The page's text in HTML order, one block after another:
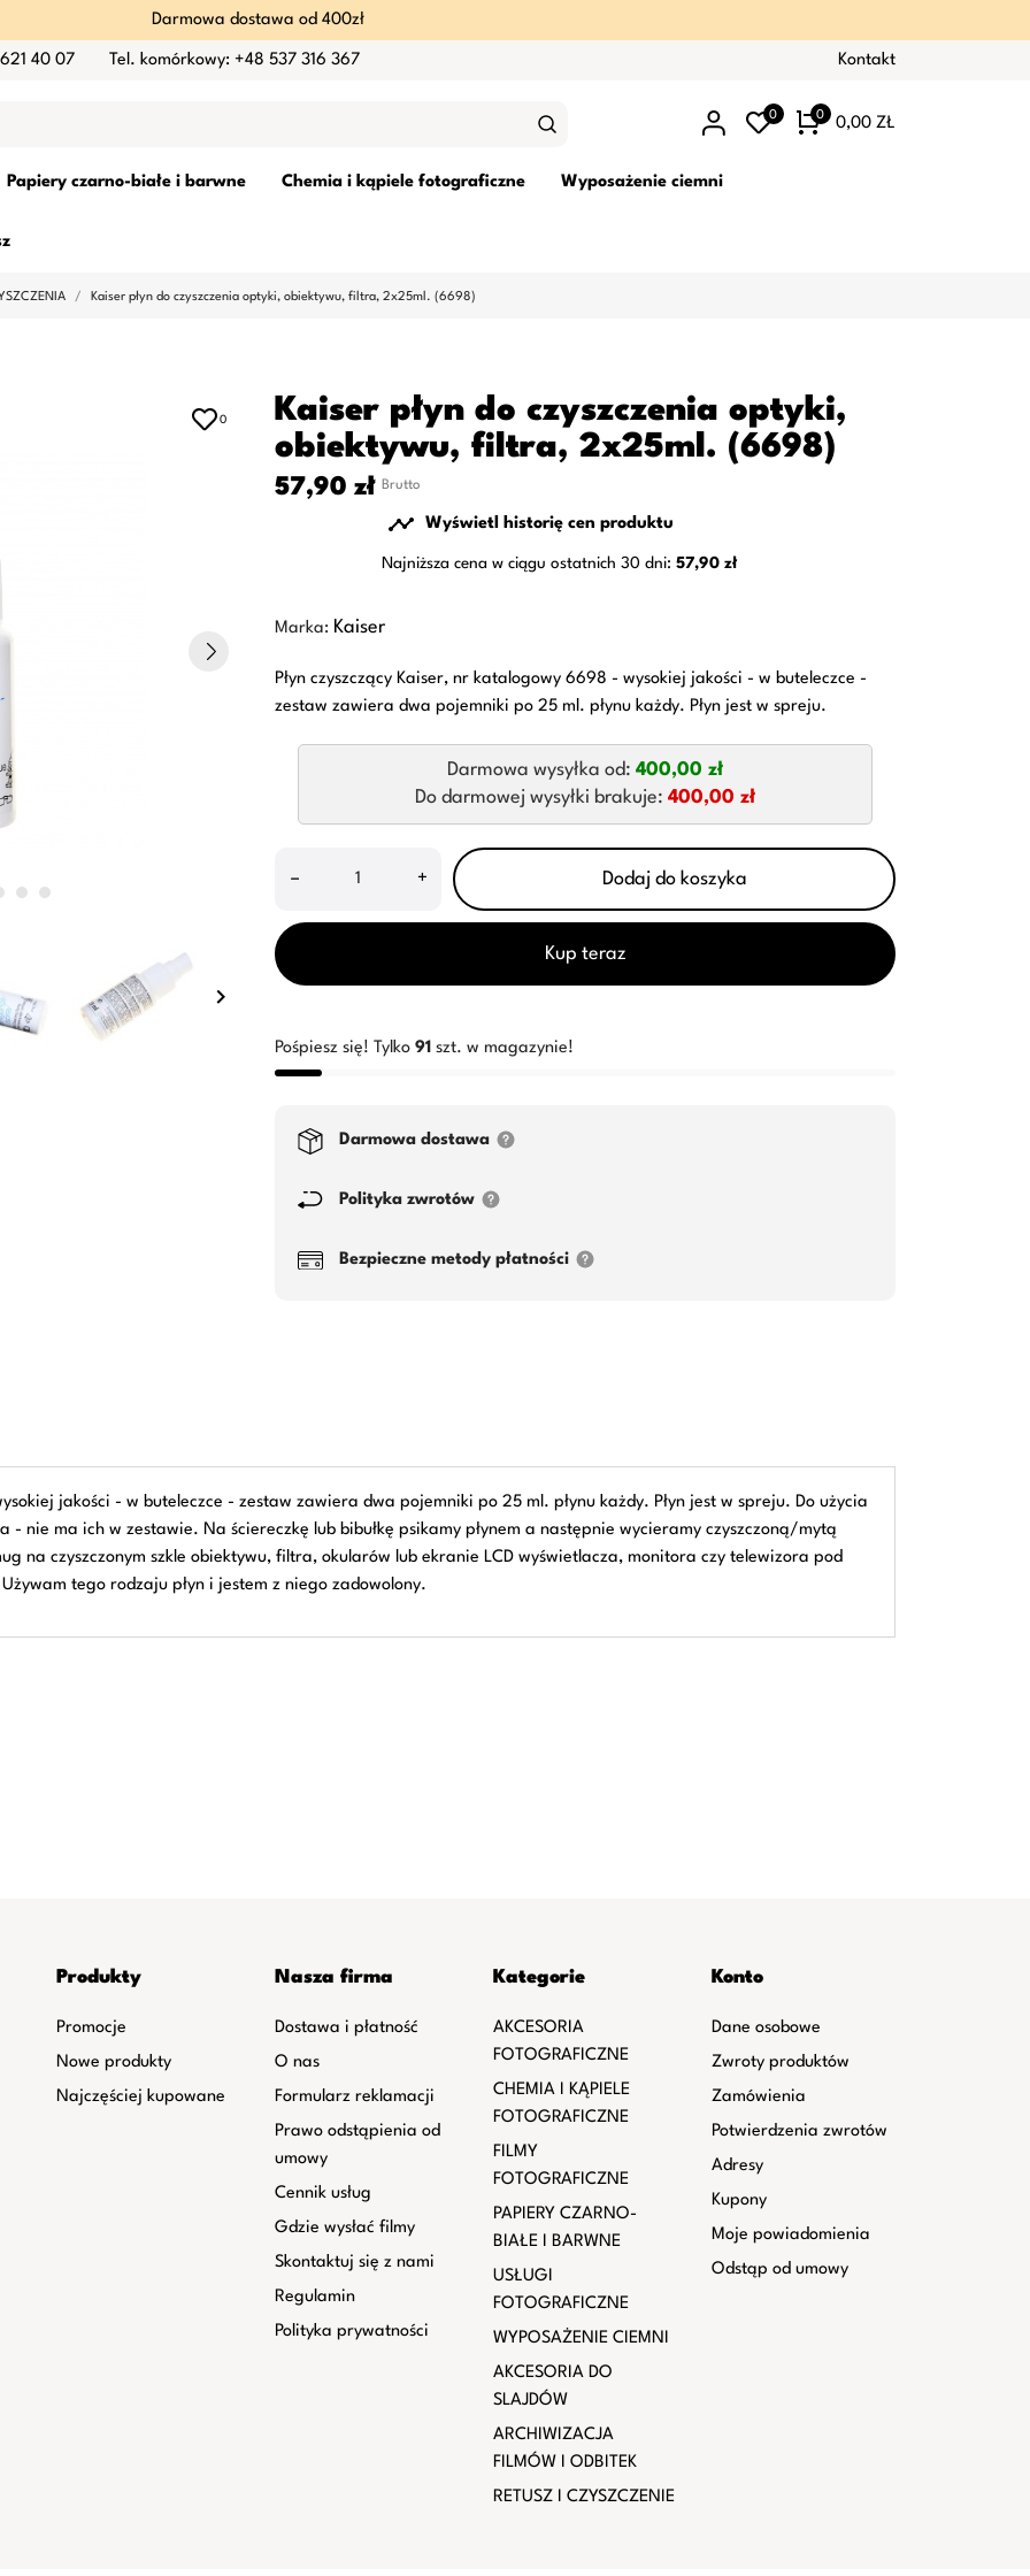
Darmowa dostawa od 400zł
40 07 Tel. komórkowy: +48 537 316 367 Kontakt
0 0 0,00 ZŁ
Papiery czarno-białe i barwne Chemia i kąpiele fotograficzne Wyposażenie ciemni
Kaiser płyn do czyszczenia optyki, obiektywu, filtra, 2x25ml. (6698)
keyboard_arrow_right
0
Kaiser płyn do czyszczenia optyki,
obiektywu, filtra, 2x25ml. (6698)
57,90 zł Brutto
 Wyświetl historię cen produktu
Najniższa cena w ciągu ostatnich 30 dni: 57,90 zł
Marka: Kaiser
Płyn czyszczący Kaiser, nr katalogowy 6698 - wysokiej jakości - w buteleczce -
zestaw zawiera dwa pojemniki po 25 ml. płynu każdy. Płyn jest w spreju.
Darmowa wysyłka od: 400,00 zł
Do darmowej wysyłki brakuje: 400,00 zł
– + Dodaj do koszyka
Kup teraz
Pośpiesz się! Tylko 91 szt. w magazynie!
Darmowa dostawa
Polityka zwrotów
Bezpieczne metody płatności
jakości - w buteleczce - zestaw zawiera dwa pojemniki po 25 ml. płynu każdy. Płyn jest w spreju. Do użycia
- nie ma ich w zestawie. Na ściereczkę lub bibułkę psikamy płynem a następnie wycieramy czyszczoną/mytą
na czyszczonym szkle obiektywu, filtra, okularów lub ekranie LCD wyświetlacza, monitora czy telewizora pod
tego rodzaju płyn i jestem z niego zadowolony.
Produkty
Promocje
Nowe produkty
Najczęściej kupowane
Nasza firma
Dostawa i płatność
O nas
Formularz reklamacji
Prawo odstąpienia od
umowy
Cennik usług
Gdzie wysłać filmy
Skontaktuj się z nami
Regulamin
Polityka prywatności
Kategorie
AKCESORIA
FOTOGRAFICZNE
CHEMIA I KĄPIELE
FOTOGRAFICZNE
FILMY
FOTOGRAFICZNE
PAPIERY CZARNO-
BIAŁE I BARWNE
USŁUGI
FOTOGRAFICZNE
WYPOSAŻENIE CIEMNI
AKCESORIA DO
SLAJDÓW
ARCHIWIZACJA
FILMÓW I ODBITEK
RETUSZ I CZYSZCZENIE
Konto
Dane osobowe
Zwroty produktów
Zamówienia
Potwierdzenia zwrotów
Adresy
Kupony
Moje powiadomienia
Odstąp od umowy